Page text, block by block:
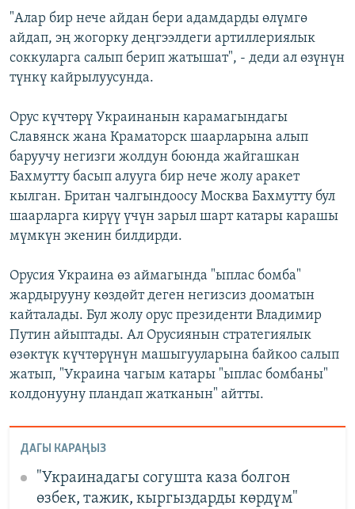
"Алар бир нече айдан бери адамдарды өлүмгө
айдап, эң жогорку деңгээлдеги артиллериялык
соккуларга салып берип жатышат", - деди ал өзүнүн
түнкү кайрылуусунда.
Орус күчтөрү Украинанын карамагындагы
Славянск жана Краматорск шаарларына алып
баруучу негизги жолдун боюнда жайгашкан
Бахмутту басып алууга бир нече жолу аракет
кылган. Британ чалгындоосу Москва Бахмутту бул
шаарларга кирүү үчүн зарыл шарт катары карашы
мүмкүн экенин билдирди.
Орусия Украина өз аймагында "ыплас бомба"
жардырууну көздөйт деген негизсиз дооматын
кайталады. Бул жолу орус президенти Владимир
Путин айыптады. Ал Орусиянын стратегиялык
өзөктүк күчтөрүнүн машыгууларына байкоо салып
жатып, "Украина чагым катары "ыплас бомбаны"
колдонууну пландап жатканын" айтты.
ДАГЫ КАРАҢЫЗ
"Украинадагы согушта каза болгон
өзбек, тажик, кыргыздарды көрдүм"